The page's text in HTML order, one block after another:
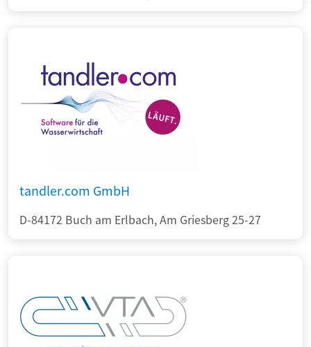
tandler.com GmbH
D-84172 Buch am Erlbach, Am Griesberg 25-27